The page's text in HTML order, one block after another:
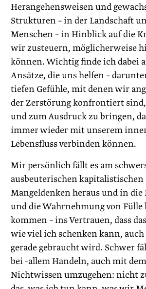
Herangehensweisen und
Strukturen – in der Landschaft
Menschen – in Hinblick auf die
wir zusteuern, möglicherweise
können. Wichtig finde ich dabei
Ansätze, die uns helfen –
tiefen Gefühle, mit denen wir
der Zerstörung konfrontiert
und zum Ausdruck zu bringen,
immer wieder mit unserem
Lebensfluss verbinden können.
Mir persönlich fällt es am
ausbeuterischen kapitalistischen
Mangeldenken heraus und in
und die Wahrnehmung von
kommen – ins Vertrauen, dass
wie viel ich schenken kann, auch
gerade gebraucht wird. Schwer
bei -allem Handeln, auch mit dem
Nichtwissen umzugehen: nicht